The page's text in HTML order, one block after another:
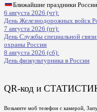
Ближайшие праздники России
6 августа 2026 (чт):
День Железнодорожных войск
7 августа 2026 (пт):
День Службы специальной
охраны России
8 августа 2026 (сб):
День физкультурника в России
QR-код и
Возьмите моб телефон с камерой,